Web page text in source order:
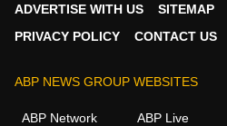
ADVERTISE WITH US
SITEMAP
PRIVACY POLICY
CONTACT US
ABP NEWS GROUP WEBSITES
ABP Network ABP Live